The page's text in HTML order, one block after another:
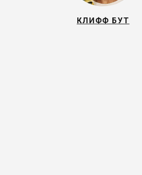
КЛИФФ БУТ